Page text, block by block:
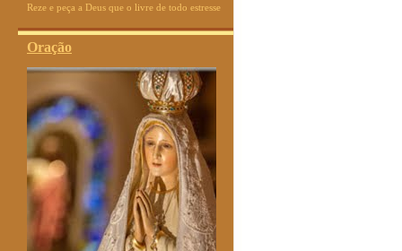
Reze e peça a Deus que o livre de todo estresse
Oração